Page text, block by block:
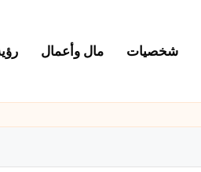
شخصيات مال وأعمال رؤية